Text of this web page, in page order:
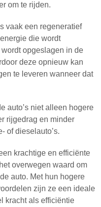
om te rijden.
vaak een regeneratief
die wordt
opgeslagen in de
deze opnieuw kan
te leveren wanneer dat
auto’s niet alleen hogere
rijgedrag en minder
of dieselauto’s.
krachtige en efficiënte
overwegen waard om
auto. Met hun hogere
zijn ze een ideale
kracht als efficiëntie